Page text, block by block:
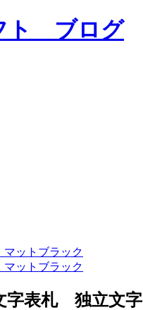
ト ブログ
ットブラック
ットブラック
字表札 独立文字